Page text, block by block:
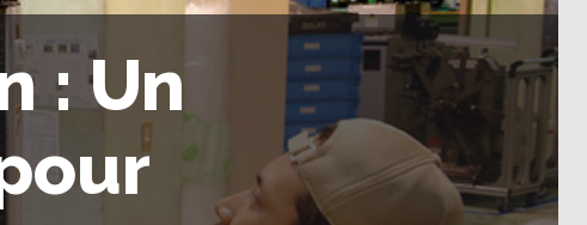
: Un